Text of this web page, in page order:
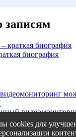
записям
биография
биография
удаленного
cookies для